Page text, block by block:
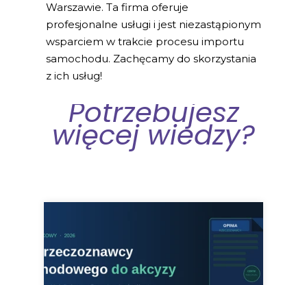
Warszawie. Ta firma oferuje
profesjonalne usługi i jest niezastąpionym
wsparciem w trakcie procesu importu
samochodu. Zachęcamy do skorzystania
z ich usług!
Potrzebujesz
więcej wiedzy?